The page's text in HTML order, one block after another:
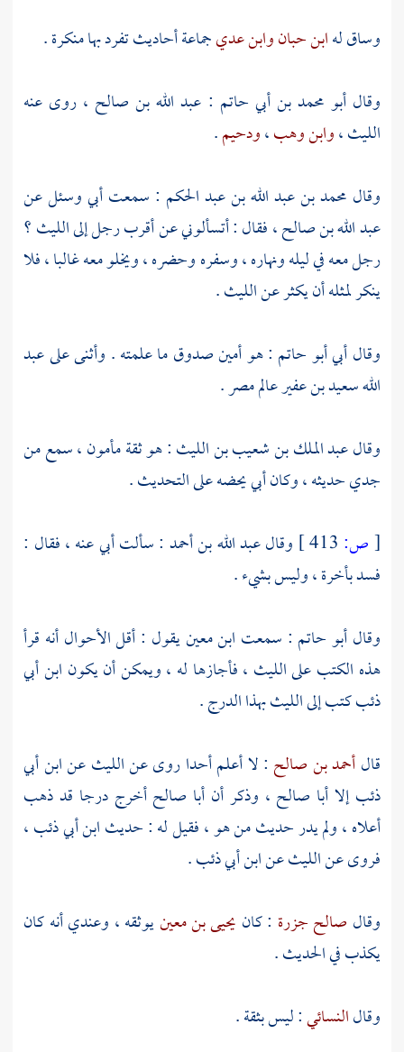
وساق لهابن حبانوابن عديجماعة أحاديث تفرد بها منكرة .
وقالأبو محمد بن أبي حاتم : عبد الله بن صالح ، روى عنه
الليث،وابن وهب،ودحيم.
وقال محمد بن عبد الله بن عبد الحكم : سمعت أبي وسئل عن
عبد الله بن صالح، فقال : أتسألوني عن أقرب رجل إلىالليث؟
رجل معه في ليله ونهاره ، وسفره وحضره ، ويخلو معه غالبا ، فلا
ينكر لمثله أن يكثر عنالليث.
وقالأبي أبو حاتم : هو أمين صدوق ما علمته . وأثنى علىعبد
اللهسعيد بن عفيرعالممصر.
وقالعبد الملك بن شعيب بن الليث: هو ثقة مأمون ، سمع من
جدي حديثه ، وكان أبي يحضه على التحديث .
[ص: وقالعبد الله بن أحمد : سألت أبي عنه ، فقال :
فسد بأخرة ، وليس بشيء .
وقالأبو حاتم : سمعت ابن معينيقول : أقل الأحوال أنه قرأ
هذه الكتب علىالليث ، فأجازها له ، ويمكن أن يكون ابن أبي
ذئبكتب إلىالليثبهذا الدرج .
قالأحمد بن صالح : لا أعلم أحدا روى عنالليثعنابن أبي
ذئبإلاأبا صالح ، وذكر أن أبا صالحأخرج درجا قد ذهب
أعلاه ، ولم يدر حديث من هو ، فقيل له : حديثابن أبي ذئب،
فروى عنالليثعنابن أبي ذئب.
وقال صالح جزرة : كان يحيى بن معينيوثقه ، وعندي أنه كان
يكذب في الحديث .
وقالالنسائي: ليس بثقة .